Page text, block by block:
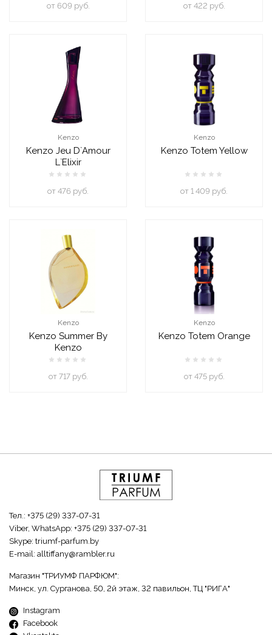
oт 609 руб. oт 422 руб.
Kenzo
Kenzo Jeu D`Amour
L`Elixir
oт 476 руб.
Kenzo
Kenzo Totem Yellow
oт 1 409 руб.
Kenzo
Kenzo Summer By
Kenzo
oт 717 руб.
Kenzo
Kenzo Totem Orange
oт 475 руб.
Тел.: +375 (29) 337-07-31
Viber, WhatsApp: +375 (29) 337-07-31
Skype: triumf-parfum.by
E-mail: alltiffany@rambler.ru
Магазин "ТРИУМФ ПАРФЮМ":
Минск, ул. Сурганова, 50, 2й этаж, 32 павильон, ТЦ "РИГА"
Instagram
Facebook